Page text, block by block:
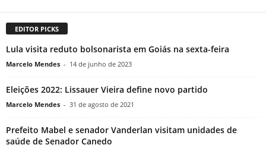
EDITOR PICKS
Lula visita reduto bolsonarista em Goiás na sexta-feira
Marcelo Mendes - 14 de junho de 2023
Eleições 2022: Lissauer Vieira define novo partido
Marcelo Mendes - 31 de agosto de 2021
Prefeito Mabel e senador Vanderlan visitam unidades de
saúde de Senador Canedo